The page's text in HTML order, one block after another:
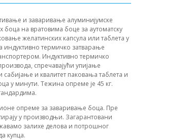
и заваривање алуминијумске
боца на вратовима боце за аутоматску
желатинских капсула или таблета у
индуктивно термичко затварање
Индуктивно термичко
спречавајући упијање
и квалитет паковања таблета и
у минути. Тежина опреме је 45 кг.
опреме за заваривање боца. Пре
у производњи. Загарантовани
залихе делова и потрошног
купца.